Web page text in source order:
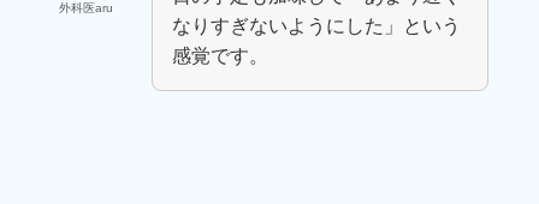
外科医aru
なりすぎないようにした」という
感覚です。